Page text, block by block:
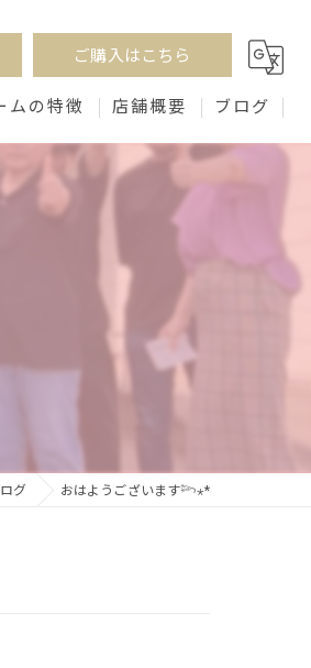
ご購入はこちら
ムの特徴 店舗概要 ブログ
グ おはようございます𓆸⋆*